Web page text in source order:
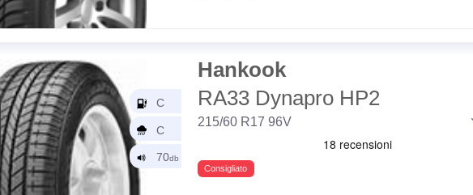
Hankook
RA33 Dynapro HP2
215/60 R17 96V
Consigliato